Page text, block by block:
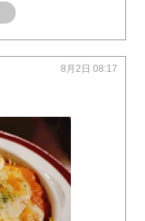
8月2日 08:17